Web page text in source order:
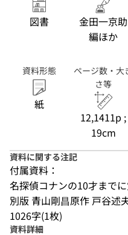
図書
金田一京助
編ほか
資料形態
紙
ページ数・大
さ等
12,1411p ;
19cm
資料に関する注記
付属資料：
名探偵コナンの10才まで
別版 青山剛昌原作 戸谷述
1026字(1枚)
資料詳細